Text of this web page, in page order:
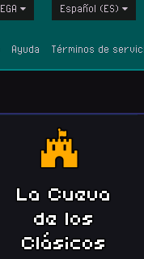
EGA Español (ES)
Ayuda Términos de
La Cueva
de los
Clásicos